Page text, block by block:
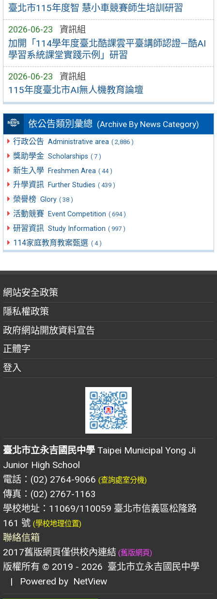
臺北市115年度智 慧小車競賽師生培訓研習
2026-06-23 資訊組
加開「114學年度臺北酷課雲平臺講師認證—酷AI
學習系統課堂實踐示例」研習
2026-06-23 資訊組
115年度臺北市AI無人機教育論壇
依公告類別彙總 (Archive By News Category)
行政公告 Administrative area ( 2,886 )
獎助學金 Scholarships ( 7 )
新生入學 Freshmen Area ( 44 )
升學資訊 Further Studies ( 439 )
榮譽榜 Glory ( 38 )
活動競賽 Event Competition ( 694 )
研習資訊 Study Information ( 997 )
114家庭教育教案甄選 ( 4 )
網站安全政策
隱私權政策
政府網站開放資料宣告
正體字
登入
臺北市立永吉國民中學 Taipei Municipal Yong Ji
Junior High School
電話：(02) 2764-9066 (查詢處室分機)
傳真：(02) 2767-1163
學校地址：11069/110059 臺北市信義區松隆路
161 號 (學校地理位置)
聯絡信箱
2017舊版網頁僅供校內連結 (舊版網頁)
版權所有 © 2019 - 2026 臺北市立永吉國民中學
| Powered by NetView